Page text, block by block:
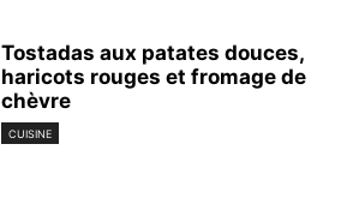
Tostadas aux patates douces,
haricots rouges et fromage de
chèvre
CUISINE